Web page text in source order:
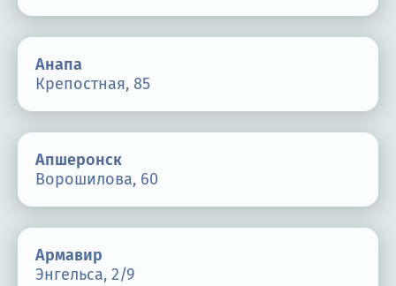
Круглосуточно, анонимно
+7 (905) 483-87-88
Адрес call-центра
Кашира, ул. Больничная, 1А
Анапа
Крепостная, 85
Апшеронск
Ворошилова, 60
Армавир
Энгельса, 2/9